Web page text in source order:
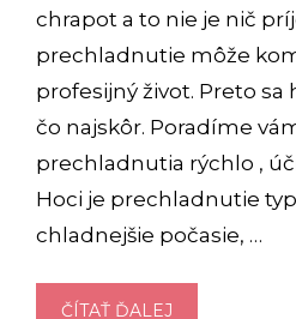
chrapot a to nie je nič
prechladnutie môže
profesijný život. Preto
čo najskôr. Poradíme
prechladnutia rýchlo ,
Hoci je prechladnutie
chladnejšie počasie, …
ČÍTAŤ ĎALEJ